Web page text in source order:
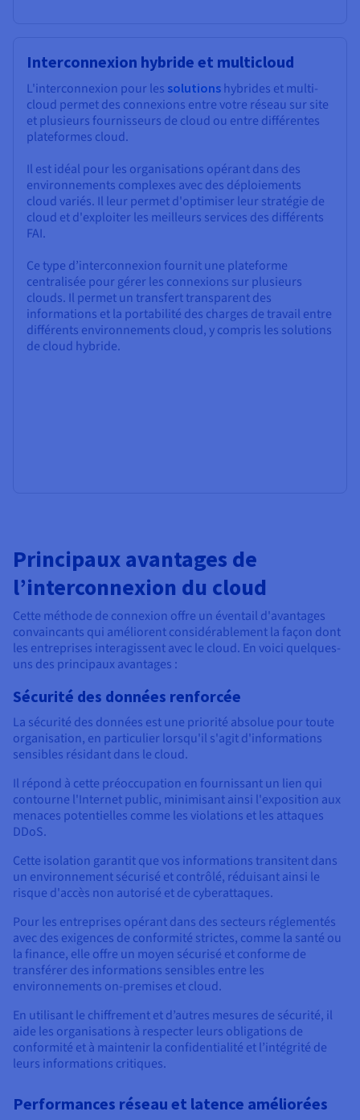
Interconnexion hybride et multicloud
L'interconnexion pour les solutions hybrides et multi-
cloud permet des connexions entre votre réseau sur site
et plusieurs fournisseurs de cloud ou entre différentes
plateformes cloud.
Il est idéal pour les organisations opérant dans des
environnements complexes avec des déploiements
cloud variés. Il leur permet d'optimiser leur stratégie de
cloud et d'exploiter les meilleurs services des différents
FAI.
Ce type d’interconnexion fournit une plateforme
centralisée pour gérer les connexions sur plusieurs
clouds. Il permet un transfert transparent des
informations et la portabilité des charges de travail entre
différents environnements cloud, y compris les solutions
de cloud hybride.
Principaux avantages de
l’interconnexion du cloud
Cette méthode de connexion offre un éventail d'avantages
convaincants qui améliorent considérablement la façon dont
les entreprises interagissent avec le cloud. En voici quelques-
uns des principaux avantages :
Sécurité des données renforcée
La sécurité des données est une priorité absolue pour toute
organisation, en particulier lorsqu'il s'agit d'informations
sensibles résidant dans le cloud.
Il répond à cette préoccupation en fournissant un lien qui
contourne l'Internet public, minimisant ainsi l'exposition aux
menaces potentielles comme les violations et les attaques
DDoS.
Cette isolation garantit que vos informations transitent dans
un environnement sécurisé et contrôlé, réduisant ainsi le
risque d'accès non autorisé et de cyberattaques.
Pour les entreprises opérant dans des secteurs réglementés
avec des exigences de conformité strictes, comme la santé ou
la finance, elle offre un moyen sécurisé et conforme de
transférer des informations sensibles entre les
environnements on-premises et cloud.
En utilisant le chiffrement et d’autres mesures de sécurité, il
aide les organisations à respecter leurs obligations de
conformité et à maintenir la confidentialité et l’intégrité de
leurs informations critiques.
Performances réseau et latence améliorées